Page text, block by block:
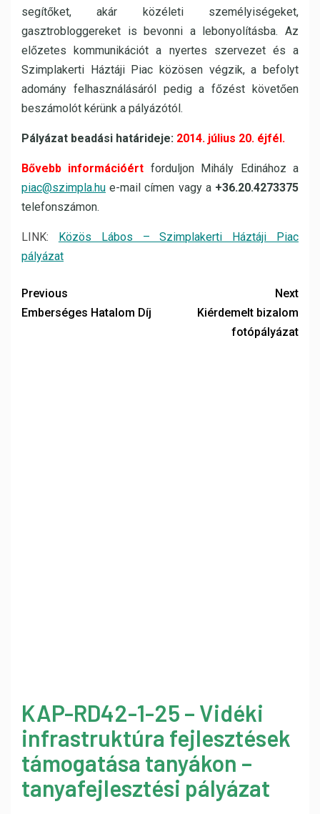
segítőket, akár közéleti személyiségeket,
gasztrobloggereket is bevonni a lebonyolításba. Az
előzetes kommunikációt a nyertes szervezet és a
Szimplakerti Háztáji Piac közösen végzik, a befolyt
adomány felhasználásáról pedig a főzést követően
beszámolót kérünk a pályázótól.
Pályázat beadási határideje: 2014. július 20. éjfél.
Bővebb információért forduljon Mihály Edinához a
piac@szimpla.hu e-mail címen vagy a +36.20.4273375
telefonszámon.
LINK: Közös Lábos – Szimplakerti Háztáji Piac
pályázat
Previous
Emberséges Hatalom Díj
Next
Kiérdemelt bizalom
fotópályázat
KAP-RD42-1-25 – Vidéki
infrastruktúra fejlesztések
támogatása tanyákon –
tanyafejlesztési pályázat